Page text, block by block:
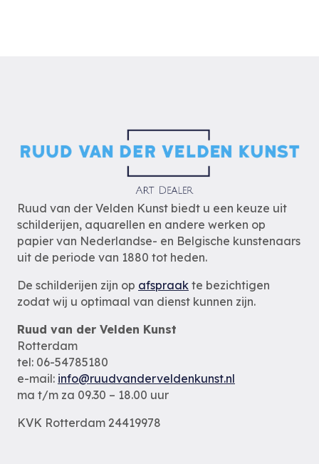
Ruud van der Velden Kunst biedt u een keuze uit
schilderijen, aquarellen en andere werken op
papier van Nederlandse- en Belgische kunstenaars
uit de periode van 1880 tot heden.
De schilderijen zijn op afspraak te bezichtigen
zodat wij u optimaal van dienst kunnen zijn.
Ruud van der Velden Kunst
Rotterdam
tel: 06-54785180
e-mail: info@ruudvanderveldenkunst.nl
ma t/m za 09.30 – 18.00 uur
KVK Rotterdam 24419978